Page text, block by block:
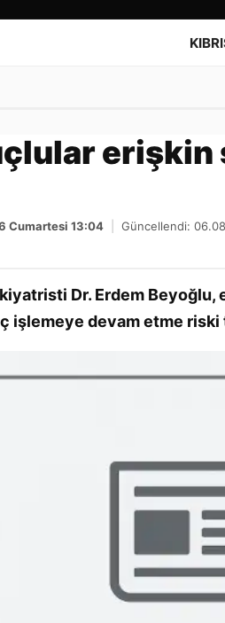
Cumartesi 13:04 Güncellendi:
Dr. Erdem Beyoğlu,
işlemeye devam etme riski